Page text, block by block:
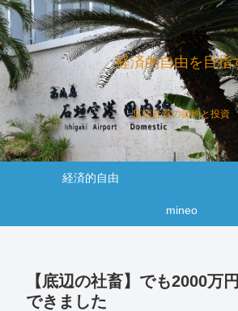
経済的自由を目指
底辺社畜の節約と投資
経済的自由
mineo
【底辺の社畜】でも2000万
できました